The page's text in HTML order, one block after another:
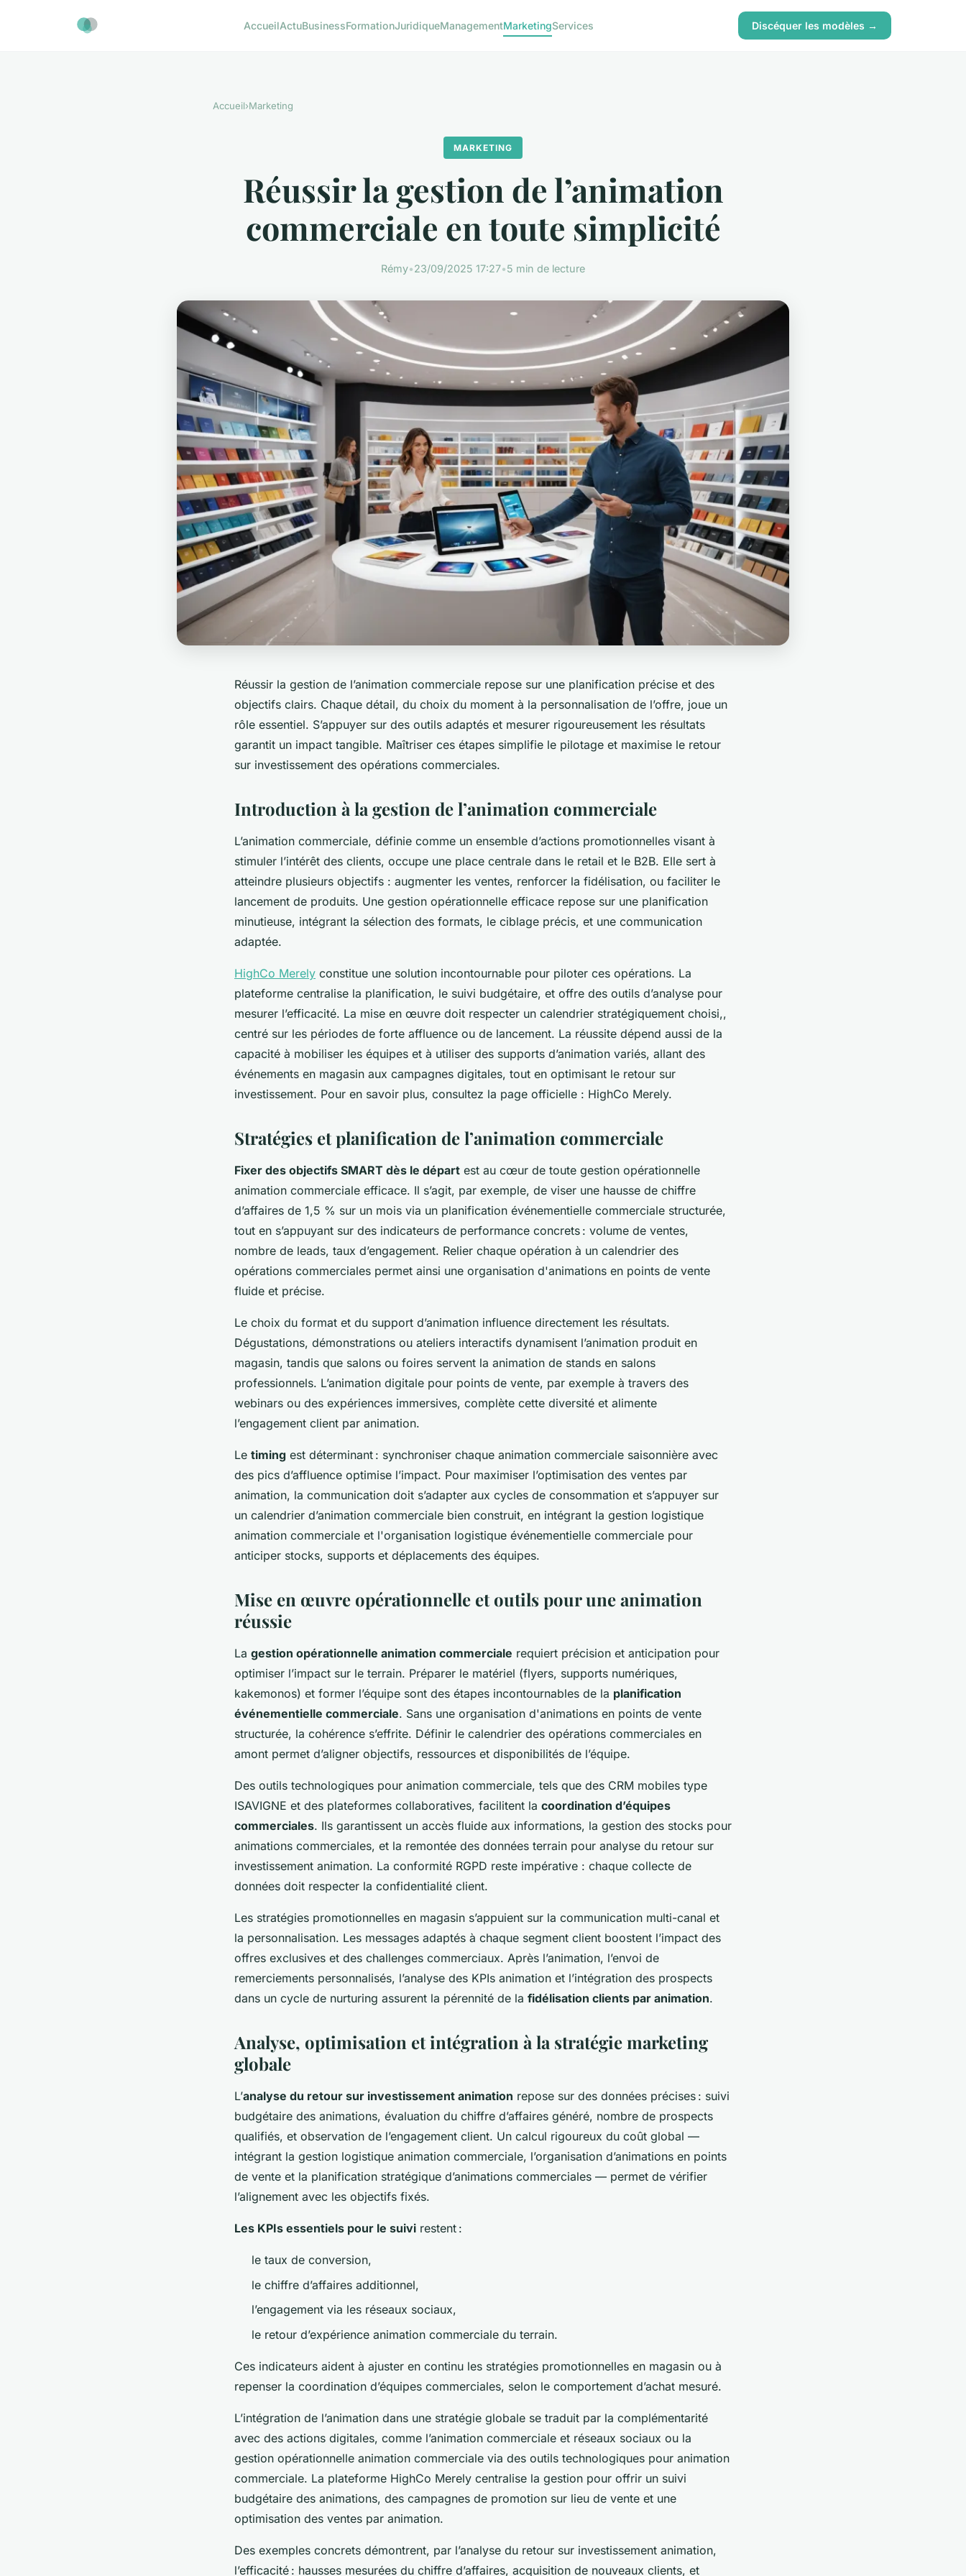
AccueilActuBusinessFormationJuridiqueManagementMarketingServices Discéquer les modèles →
Accueil›Marketing
MARKETING
Réussir la gestion de l’animation
commerciale en toute simplicité
Rémy•23/09/2025 17:27•5 min de lecture
Réussir la gestion de l’animation commerciale repose sur une planification précise et des
objectifs clairs. Chaque détail, du choix du moment à la personnalisation de l’offre, joue un
rôle essentiel. S’appuyer sur des outils adaptés et mesurer rigoureusement les résultats
garantit un impact tangible. Maîtriser ces étapes simplifie le pilotage et maximise le retour
sur investissement des opérations commerciales.
Introduction à la gestion de l’animation commerciale
L’animation commerciale, définie comme un ensemble d’actions promotionnelles visant à
stimuler l’intérêt des clients, occupe une place centrale dans le retail et le B2B. Elle sert à
atteindre plusieurs objectifs : augmenter les ventes, renforcer la fidélisation, ou faciliter le
lancement de produits. Une gestion opérationnelle efficace repose sur une planification
minutieuse, intégrant la sélection des formats, le ciblage précis, et une communication
adaptée.
HighCo Merely constitue une solution incontournable pour piloter ces opérations. La
plateforme centralise la planification, le suivi budgétaire, et offre des outils d’analyse pour
mesurer l’efficacité. La mise en œuvre doit respecter un calendrier stratégiquement choisi,,
centré sur les périodes de forte affluence ou de lancement. La réussite dépend aussi de la
capacité à mobiliser les équipes et à utiliser des supports d’animation variés, allant des
événements en magasin aux campagnes digitales, tout en optimisant le retour sur
investissement. Pour en savoir plus, consultez la page officielle : HighCo Merely.
Stratégies et planification de l’animation commerciale
Fixer des objectifs SMART dès le départ est au cœur de toute gestion opérationnelle
animation commerciale efficace. Il s’agit, par exemple, de viser une hausse de chiffre
d’affaires de 1,5 % sur un mois via un planification événementielle commerciale structurée,
tout en s’appuyant sur des indicateurs de performance concrets : volume de ventes,
nombre de leads, taux d’engagement. Relier chaque opération à un calendrier des
opérations commerciales permet ainsi une organisation d'animations en points de vente
fluide et précise.
Le choix du format et du support d’animation influence directement les résultats.
Dégustations, démonstrations ou ateliers interactifs dynamisent l’animation produit en
magasin, tandis que salons ou foires servent la animation de stands en salons
professionnels. L’animation digitale pour points de vente, par exemple à travers des
webinars ou des expériences immersives, complète cette diversité et alimente
l’engagement client par animation.
Le timing est déterminant : synchroniser chaque animation commerciale saisonnière avec
des pics d’affluence optimise l’impact. Pour maximiser l’optimisation des ventes par
animation, la communication doit s’adapter aux cycles de consommation et s’appuyer sur
un calendrier d’animation commerciale bien construit, en intégrant la gestion logistique
animation commerciale et l'organisation logistique événementielle commerciale pour
anticiper stocks, supports et déplacements des équipes.
Mise en œuvre opérationnelle et outils pour une animation
réussie
La gestion opérationnelle animation commerciale requiert précision et anticipation pour
optimiser l’impact sur le terrain. Préparer le matériel (flyers, supports numériques,
kakemonos) et former l’équipe sont des étapes incontournables de la planification
événementielle commerciale. Sans une organisation d'animations en points de vente
structurée, la cohérence s’effrite. Définir le calendrier des opérations commerciales en
amont permet d’aligner objectifs, ressources et disponibilités de l’équipe.
Des outils technologiques pour animation commerciale, tels que des CRM mobiles type
ISAVIGNE et des plateformes collaboratives, facilitent la coordination d’équipes
commerciales. Ils garantissent un accès fluide aux informations, la gestion des stocks pour
animations commerciales, et la remontée des données terrain pour analyse du retour sur
investissement animation. La conformité RGPD reste impérative : chaque collecte de
données doit respecter la confidentialité client.
Les stratégies promotionnelles en magasin s’appuient sur la communication multi-canal et
la personnalisation. Les messages adaptés à chaque segment client boostent l’impact des
offres exclusives et des challenges commerciaux. Après l’animation, l’envoi de
remerciements personnalisés, l’analyse des KPIs animation et l’intégration des prospects
dans un cycle de nurturing assurent la pérennité de la fidélisation clients par animation.
Analyse, optimisation et intégration à la stratégie marketing
globale
L’analyse du retour sur investissement animation repose sur des données précises : suivi
budgétaire des animations, évaluation du chiffre d’affaires généré, nombre de prospects
qualifiés, et observation de l’engagement client. Un calcul rigoureux du coût global —
intégrant la gestion logistique animation commerciale, l’organisation d’animations en points
de vente et la planification stratégique d’animations commerciales — permet de vérifier
l’alignement avec les objectifs fixés.
Les KPIs essentiels pour le suivi restent :
le taux de conversion,
le chiffre d’affaires additionnel,
l’engagement via les réseaux sociaux,
le retour d’expérience animation commerciale du terrain.
Ces indicateurs aident à ajuster en continu les stratégies promotionnelles en magasin ou à
repenser la coordination d’équipes commerciales, selon le comportement d’achat mesuré.
L’intégration de l’animation dans une stratégie globale se traduit par la complémentarité
avec des actions digitales, comme l’animation commerciale et réseaux sociaux ou la
gestion opérationnelle animation commerciale via des outils technologiques pour animation
commerciale. La plateforme HighCo Merely centralise la gestion pour offrir un suivi
budgétaire des animations, des campagnes de promotion sur lieu de vente et une
optimisation des ventes par animation.
Des exemples concrets démontrent, par l’analyse du retour sur investissement animation,
l’efficacité : hausses mesurées du chiffre d’affaires, acquisition de nouveaux clients, et